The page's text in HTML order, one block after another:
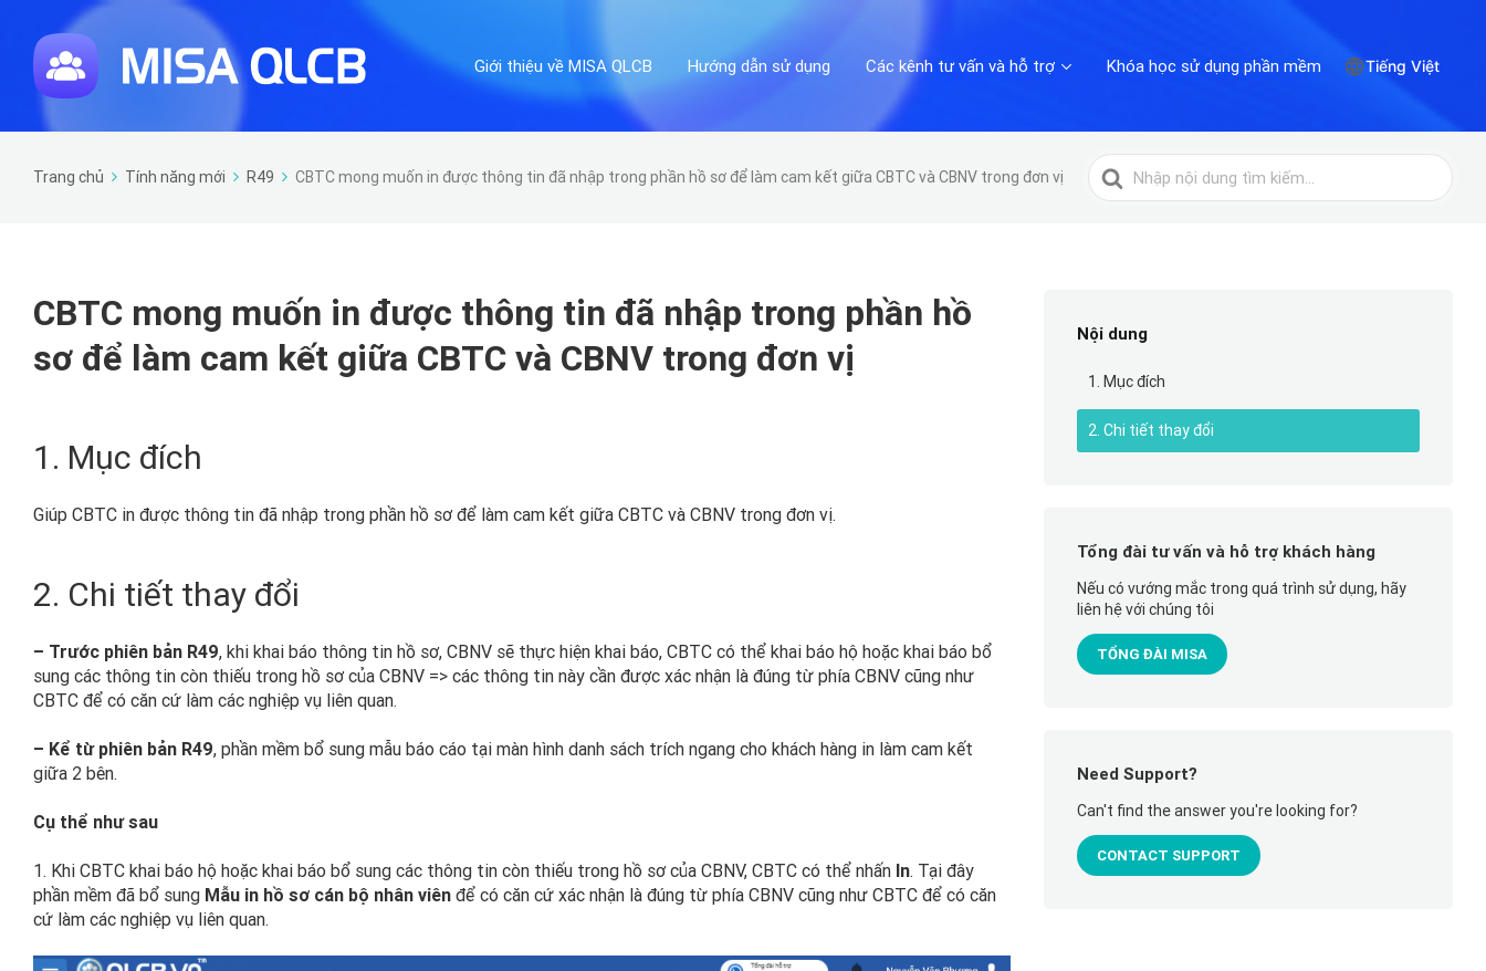
Giới thiệu về MISA QLCB Hướng dẫn sử dụng Các kênh tư vấn và hỗ trợ Khóa học sử dụng phần mềm Tiếng Việt
Trang chủ Tính năng mới R49 CBTC mong muốn in được thông tin đã nhập trong phần hồ sơ để làm cam kết giữa CBTC và CBNV trong đơn vị
Tìm
kiếm
CBTC mong muốn in được thông tin đã nhập trong phần hồ
sơ để làm cam kết giữa CBTC và CBNV trong đơn vị
1. Mục đích
Giúp CBTC in được thông tin đã nhập trong phần hồ sơ để làm cam kết giữa CBTC và CBNV trong đơn vị.
2. Chi tiết thay đổi
– Trước phiên bản R49, khi khai báo thông tin hồ sơ, CBNV sẽ thực hiện khai báo, CBTC có thể khai báo hộ hoặc khai báo bổ
sung các thông tin còn thiếu trong hồ sơ của CBNV => các thông tin này cần được xác nhận là đúng từ phía CBNV cũng như
CBTC để có căn cứ làm các nghiệp vụ liên quan.
– Kể từ phiên bản R49, phần mềm bổ sung mẫu báo cáo tại màn hình danh sách trích ngang cho khách hàng in làm cam kết
giữa 2 bên.
Cụ thể như sau
1. Khi CBTC khai báo hộ hoặc khai báo bổ sung các thông tin còn thiếu trong hồ sơ của CBNV, CBTC có thể nhấn In. Tại đây
phần mềm đã bổ sung Mẫu in hồ sơ cán bộ nhân viên để có căn cứ xác nhận là đúng từ phía CBNV cũng như CBTC để có căn
cứ làm các nghiệp vụ liên quan.
Nội dung
1. Mục đích
2. Chi tiết thay đổi
Tổng đài tư vấn và hỗ trợ khách hàng
Nếu có vướng mắc trong quá trình sử dụng, hãy
liên hệ với chúng tôi
TỔNG ĐÀI MISA
Need Support?
Can't find the answer you're looking for?
CONTACT SUPPORT